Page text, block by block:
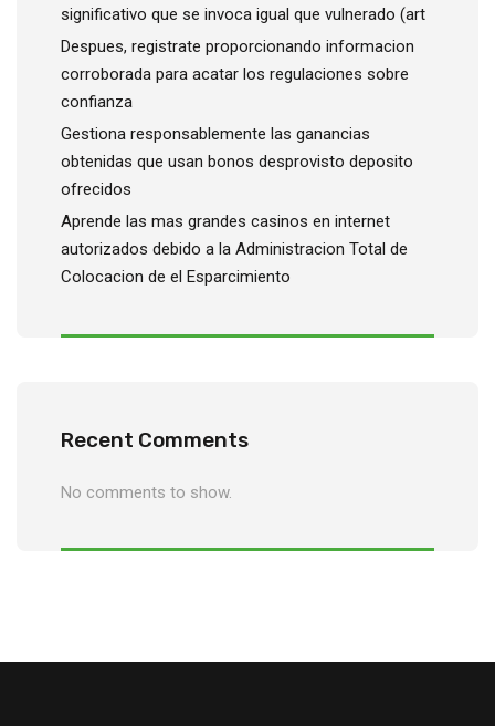
significativo que se invoca igual que vulnerado (art
Despues, registrate proporcionando informacion
corroborada para acatar los regulaciones sobre
confianza
Gestiona responsablemente las ganancias
obtenidas que usan bonos desprovisto deposito
ofrecidos
Aprende las mas grandes casinos en internet
autorizados debido a la Administracion Total de
Colocacion de el Esparcimiento
Recent Comments
No comments to show.